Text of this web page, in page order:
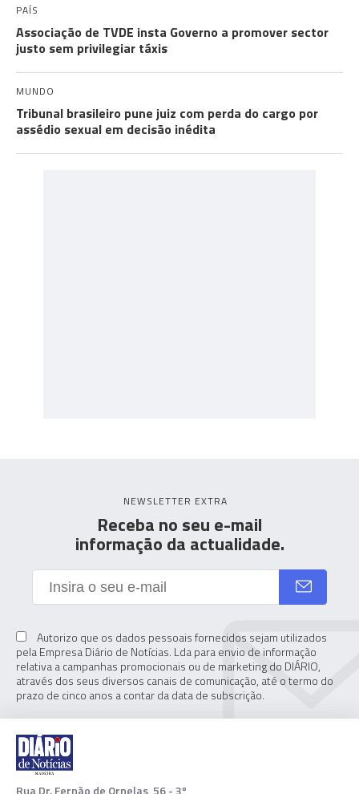
PAÍS
Associação de TVDE insta Governo a promover sector
justo sem privilegiar táxis
MUNDO
Tribunal brasileiro pune juiz com perda do cargo por
assédio sexual em decisão inédita
NEWSLETTER EXTRA
Receba no seu e-mail
informação da actualidade.
Autorizo que os dados pessoais fornecidos sejam utilizados
pela Empresa Diário de Notícias. Lda para envio de informação
relativa a campanhas promocionais ou de marketing do DIÁRIO,
através dos seus diversos canais de comunicação, até o termo do
prazo de cinco anos a contar da data de subscrição.
Rua Dr. Fernão de Ornelas, 56 - 3º